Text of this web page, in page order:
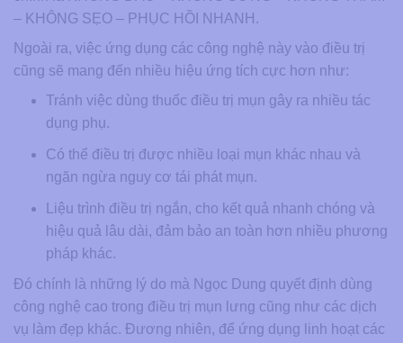
– KHÔNG SẸO – PHỤC HỒI NHANH.
Ngoài ra, việc ứng dụng các công nghệ này vào điều trị
cũng sẽ mang đến nhiều hiệu ứng tích cực hơn như:
Tránh việc dùng thuốc điều trị mụn gây ra nhiều tác
dụng phụ.
Có thể điều trị được nhiều loại mụn khác nhau và
ngăn ngừa nguy cơ tái phát mụn.
Liệu trình điều trị ngắn, cho kết quả nhanh chóng và
hiệu quả lâu dài, đảm bảo an toàn hơn nhiều phương
pháp khác.
Đó chính là những lý do mà Ngọc Dung quyết định dùng
công nghệ cao trong điều trị mụn lưng cũng như các dịch
vụ làm đẹp khác. Đương nhiên, để ứng dụng linh hoạt các